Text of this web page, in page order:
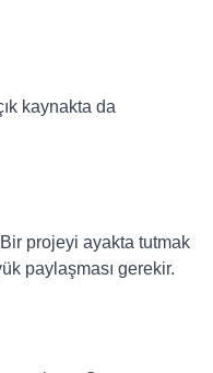
kaynakta da
projeyi ayakta tutmak
paylaşması gerekir.